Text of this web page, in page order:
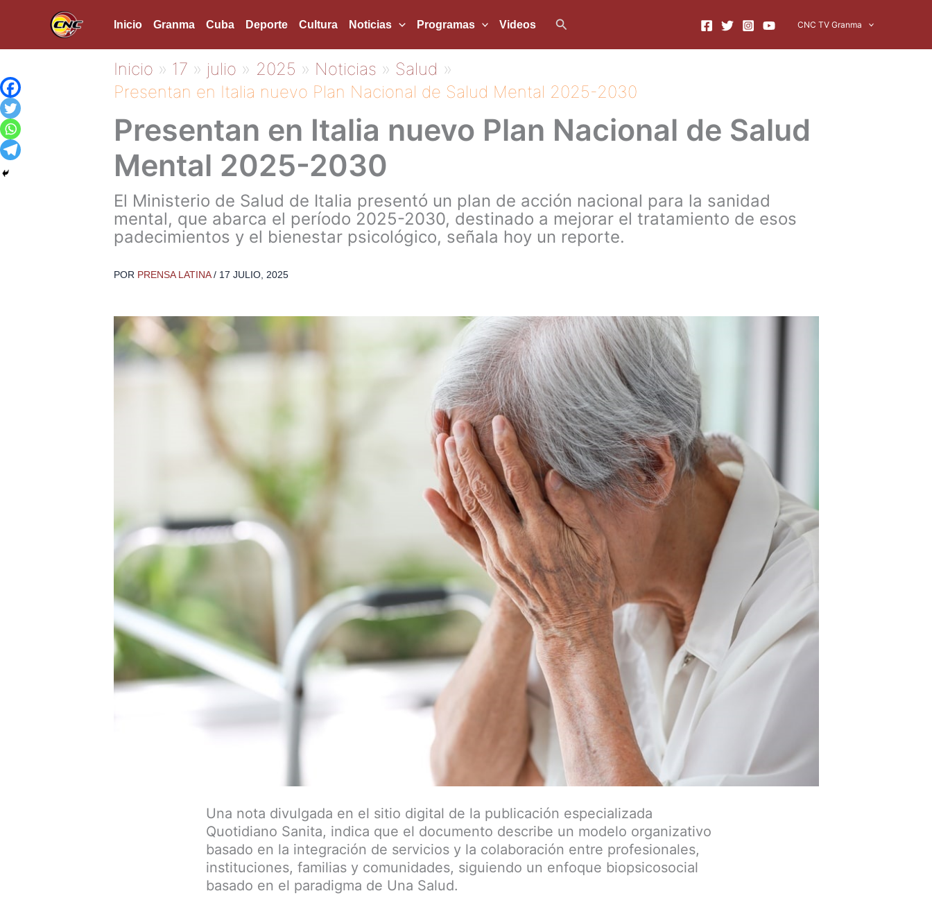
Inicio Granma Cuba Deporte Cultura Noticias Programas Videos Buscar CNC TV Granma
Inicio 17 julio 2025 Noticias
Salud
Presentan en Italia nuevo Plan Nacional de Salud Mental 2025-2030
Presentan en Italia nuevo Plan Nacional de Salud
Mental 2025-2030
El Ministerio de Salud de Italia presentó un plan de acción nacional para la sanidad
mental, que abarca el período 2025-2030, destinado a mejorar el tratamiento de esos
padecimientos y el bienestar psicológico, señala hoy un reporte.
POR PRENSA LATINA/ 17 JULIO, 2025
Una nota divulgada en el sitio digital de la publicación especializada
Quotidiano Sanita, indica que el documento describe un modelo organizativo
basado en la integración de servicios y la colaboración entre profesionales,
instituciones, familias y comunidades, siguiendo un enfoque biopsicosocial
basado en el paradigma de Una Salud.